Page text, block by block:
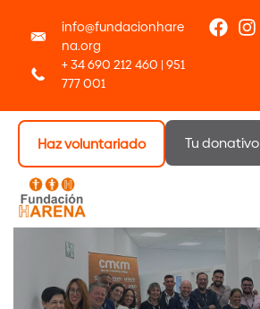
info@fundacionhare
na.org
+ 34 690 212 460 | 951
777 001
Haz voluntariado Tu donativo